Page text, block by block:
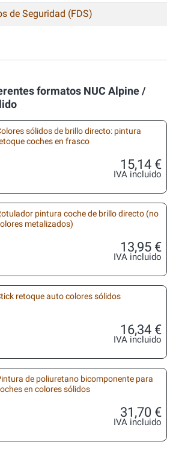
de Seguridad (FDS)
formatos NUC Alpine /
sólidos de brillo directo: pintura
coches en frasco
15,14 €
IVA incluido
pintura coche de brillo directo (no
metalizados)
13,95 €
IVA incluido
retoque auto colores sólidos
16,34 €
IVA incluido
de poliuretano bicomponente para
en colores sólidos
31,70 €
IVA incluido